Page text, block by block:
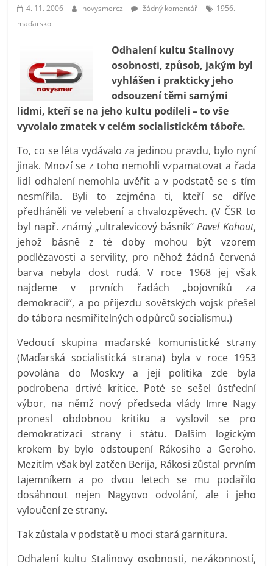
prospívá?
4. 11. 2006 novysmercz žádný komentář
1956.
maďarsko
Odhalení kultu Stalinovy
osobnosti, způsob, jakým byl
vyhlášen i prakticky jeho
odsouzení těmi samými
lidmi, kteří se na jeho kultu podíleli – to vše
vyvolalo zmatek v celém socialistickém táboře.
To, co se léta vydávalo za jedinou pravdu, bylo nyní
jinak. Mnozí se z toho nemohli vzpamatovat a řada
lidí odhalení nemohla uvěřit a v podstatě se s tím
nesmířila. Byli to zejména ti, kteří se dříve
předháněli ve velebení a chvalozpěvech. (V ČSR to
byl např. známý „ultralevicový básník“Pavel Kohout,
jehož básně z té doby mohou být vzorem
podlézavosti a servility, pro něhož žádná červená
barva nebyla dost rudá. V roce 1968 jej však
najdeme v prvních řadách „bojovníků za
demokracii“, a po příjezdu sovětských vojsk přešel
do tábora nesmiřitelných odpůrců socialismu.)
Vedoucí skupina maďarské komunistické strany
(Maďarská socialistická strana) byla v roce 1953
povolána do Moskvy a její politika zde byla
podrobena drtivé kritice. Poté se sešel ústřední
výbor, na němž nový předseda vlády Imre Nagy
pronesl obdobnou kritiku a vyslovil se pro
demokratizaci strany i státu. Dalším logickým
krokem by bylo odstoupení Rákosiho a Geroho.
Mezitím však byl zatčen Berija, Rákosi zůstal prvním
tajemníkem a po dvou letech se mu podařilo
dosáhnout nejen Nagyovo odvolání, ale i jeho
vyloučení ze strany.
Tak zůstala v podstatě u moci stará garnitura.
Odhalení kultu Stalinovy osobnosti, nezákonností,